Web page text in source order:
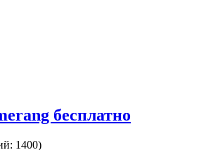
бесплатно
1400)